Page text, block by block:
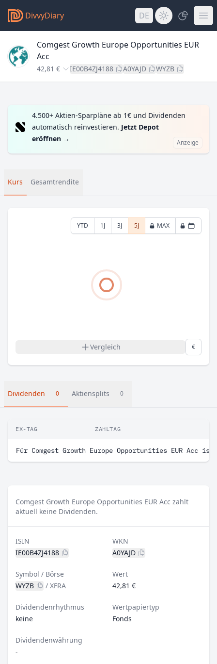
DivvyDiary DE
Comgest Growth Europe Opportunities EUR
Acc
42,81 € IE00B4ZJ4188 A0YAJD WYZB
4.500+ Aktien-Sparpläne ab 1€ und Dividenden
automatisch reinvestieren. Jetzt Depot
eröffnen → Anzeige
Kurs Gesamtrendite
YTD 1J 3J 5J MAX
Vergleich €
Dividenden 0 Aktiensplits 0
EX-TAG ZAHLTAG
Für Comgest Growth Europe Opportunities EUR Acc
Comgest Growth Europe Opportunities EUR Acc zahlt
aktuell keine Dividenden.
ISIN
IE00B4ZJ4188
WKN
A0YAJD
Symbol / Börse
WYZB
/ XFRA
Wert
42,81 €
Dividendenrhythmus
keine
Wertpapiertyp
Fonds
Dividendenwährung
-